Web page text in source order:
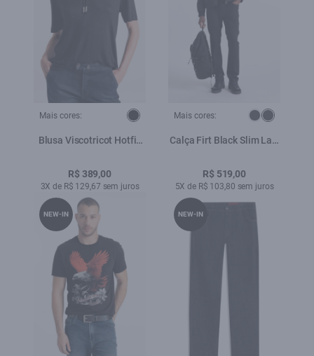
Mais cores:
Blusa Viscotricot Hotfix
R$ 389,00
3X de R$ 129,67 sem juros
Mais cores:
Calça Firt Black Slim Lav.
R$ 519,00
5X de R$ 103,80 sem juros
NEW-IN NEW-IN